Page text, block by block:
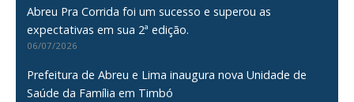
Abreu Pra Corrida foi um sucesso e superou as
expectativas em sua 2ª edição.
06/07/2026
Prefeitura de Abreu e Lima inaugura nova Unidade de
Saúde da Família em Timbó